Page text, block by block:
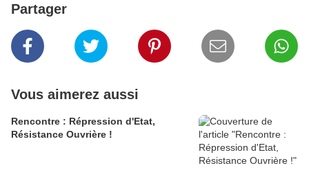
Partager
Vous aimerez aussi
Rencontre : Répression d'Etat,
Résistance Ouvrière !